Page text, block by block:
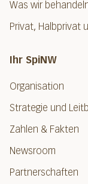
Was wir
Privat, Halbprivat
Ihr SpiNW
Organisation
Strategie und
Zahlen & Fakten
Newsroom
Partnerschaften